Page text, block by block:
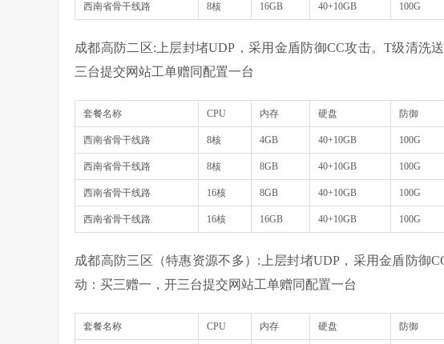
西南省骨干线路 8核 16GB 40+10GB 100G
成都高防二区:上层封堵UDP，采用金盾防御CC攻击。T级清洗
三台提交网站工单赠同配置一台
套餐名称 CPU 内存 硬盘 防御
西南省骨干线路 8核 4GB 40+10GB 100G
西南省骨干线路 8核 8GB 40+10GB 100G
西南省骨干线路 16核 8GB 40+10GB 100G
西南省骨干线路 16核 16GB 40+10GB 100G
成都高防三区（特惠资源不多）:上层封堵UDP，采用金盾防御
动：买三赠一，开三台提交网站工单赠同配置一台
套餐名称 CPU 内存 硬盘 防御